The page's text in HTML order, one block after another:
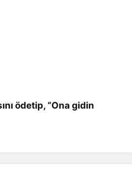
ödetip, “Ona gidin